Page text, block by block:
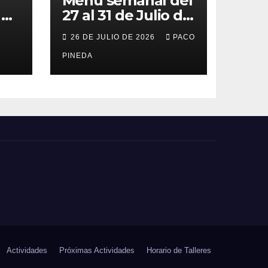
27 al 31 de Julio de
2026
26 DE JULIO DE 2026 PACO
PINEDA
Actividades Próximas Actividades Horario de Talleres